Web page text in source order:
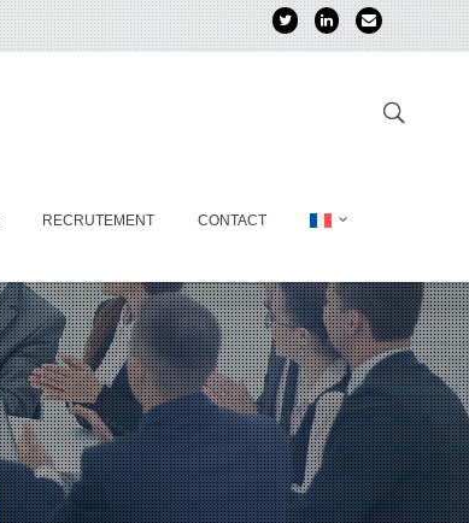
RECRUTEMENT CONTACT